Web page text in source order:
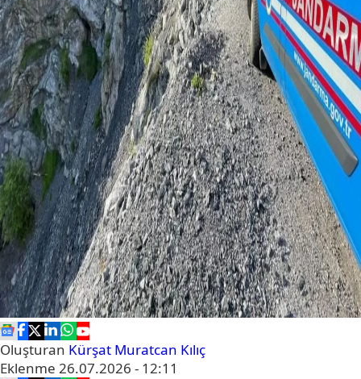
Oluşturan Kürşat Muratcan Kılıç
Eklenme 26.07.2026 - 12:11